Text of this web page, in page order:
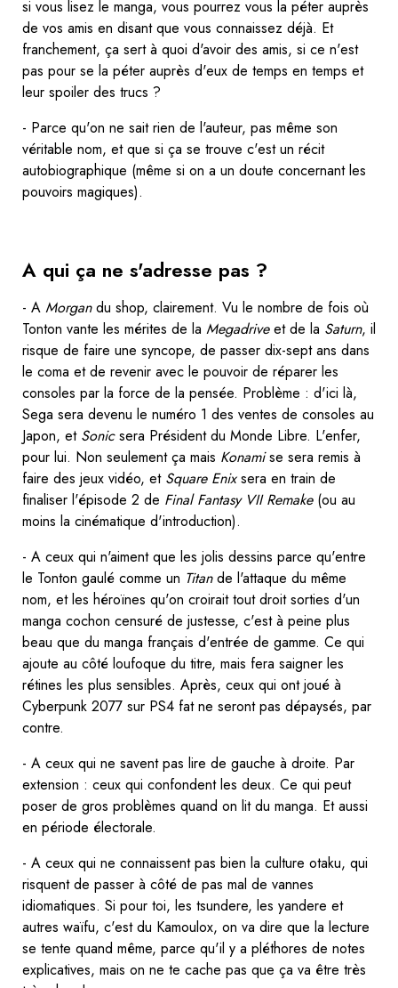
si vous lisez le manga, vous pourrez vous la péter auprès
de vos amis en disant que vous connaissez déjà. Et
franchement, ça sert à quoi d'avoir des amis, si ce n'est
pas pour se la péter auprès d'eux de temps en temps et
leur spoiler des trucs ?
- Parce qu'on ne sait rien de l'auteur, pas même son
véritable nom, et que si ça se trouve c'est un récit
autobiographique (même si on a un doute concernant les
pouvoirs magiques).
A qui ça ne s'adresse pas ?
- A Morgandu shop, clairement. Vu le nombre de fois où
Tonton vante les mérites de la Megadriveet de la Saturn, il
risque de faire une syncope, de passer dix-sept ans dans
le coma et de revenir avec le pouvoir de réparer les
consoles par la force de la pensée. Problème : d'ici là,
Sega sera devenu le numéro 1 des ventes de consoles au
Japon, et Sonicsera Président du Monde Libre. L'enfer,
pour lui. Non seulement ça mais Konamise sera remis à
faire des jeux vidéo, et Square Enixsera en train de
finaliser l'épisode 2 de Final Fantasy VII Remake(ou au
moins la cinématique d'introduction).
- A ceux qui n'aiment que les jolis dessins parce qu'entre
le Tonton gaulé comme un Titande l'attaque du même
nom, et les héroïnes qu'on croirait tout droit sorties d'un
manga cochon censuré de justesse, c'est à peine plus
beau que du manga français d'entrée de gamme. Ce qui
ajoute au côté loufoque du titre, mais fera saigner les
rétines les plus sensibles. Après, ceux qui ont joué à
Cyberpunk 2077 sur PS4 fat ne seront pas dépaysés, par
contre.
- A ceux qui ne savent pas lire de gauche à droite. Par
extension : ceux qui confondent les deux. Ce qui peut
poser de gros problèmes quand on lit du manga. Et aussi
en période électorale.
- A ceux qui ne connaissent pas bien la culture otaku, qui
risquent de passer à côté de pas mal de vannes
idiomatiques. Si pour toi, les tsundere, les yandere et
autres waïfu, c'est du Kamoulox, on va dire que la lecture
se tente quand même, parce qu'il y a pléthores de notes
explicatives, mais on ne te cache pas que ça va être très